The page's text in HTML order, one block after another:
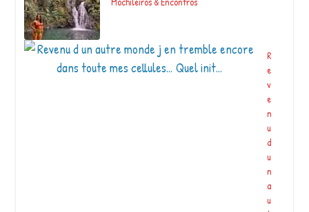
Mochileiros & Encontros
R
e
v
e
n
u
d
u
n
a
u